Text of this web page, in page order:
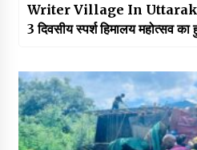
Writer Village In
3 दिवसीय स्पर्श हिमालय महोत्सव